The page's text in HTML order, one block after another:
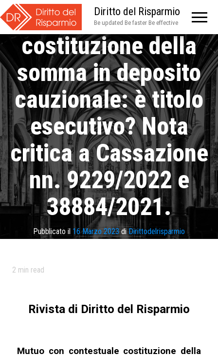
Diritto del Risparmio
Be updated Be faster Be effective
contestuale
costituzione della
somma in deposito
cauzionale: è titolo
esecutivo? Nota
critica a Cassazione
nn. 9229/2022 e
38884/2021.
Pubblicato il 16 Marzo 2023diDirittodelrisparmio
2 min read
Rivista di Diritto del Risparmio
Mutuo con contestuale costituzione della